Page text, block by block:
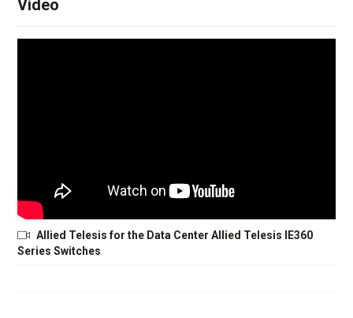
Video
Allied Telesis for the Data Center Allied Telesis IE360
Series Switches